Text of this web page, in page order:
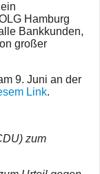
Hamburg
Bankkunden,
großer
9. Juni an der
Link.
zum